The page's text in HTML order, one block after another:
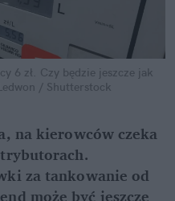
6 zł. Czy będzie jeszcze jak
/ Shutterstock
na kierowców czeka
za tankowanie od